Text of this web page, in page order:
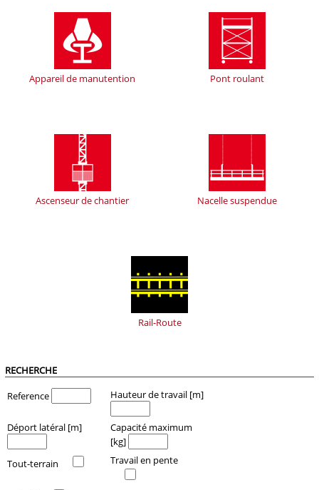
Appareil de manutention Pont roulant
Ascenseur de chantier Nacelle suspendue
Rail-Route
RECHERCHE
Reference
Hauteur de travail [m]
Déport latéral [m]
Capacité maximum
[kg]
Tout-terrain
Travail en pente